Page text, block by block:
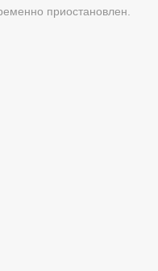
приостановлен.